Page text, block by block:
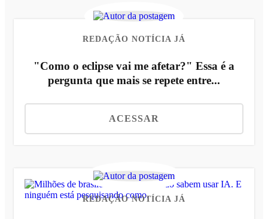
REDAÇÃO NOTÍCIA JÁ
"Como o eclipse vai me afetar?" Essa é a
pergunta que mais se repete entre...
ACESSAR
REDAÇÃO NOTÍCIA JÁ